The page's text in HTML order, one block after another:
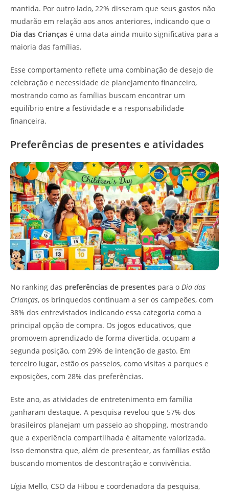
mantida. Por outro lado, 22% disseram que seus gastos não
mudarão em relação aos anos anteriores, indicando que o
Dia das Crianças é uma data ainda muito significativa para a
maioria das famílias.
Esse comportamento reflete uma combinação de desejo de
celebração e necessidade de planejamento financeiro,
mostrando como as famílias buscam encontrar um
equilíbrio entre a festividade e a responsabilidade
financeira.
Preferências de presentes e atividades
No ranking das preferências de presentes para o Dia das
Crianças, os brinquedos continuam a ser os campeões, com
38% dos entrevistados indicando essa categoria como a
principal opção de compra. Os jogos educativos, que
promovem aprendizado de forma divertida, ocupam a
segunda posição, com 29% de intenção de gasto. Em
terceiro lugar, estão os passeios, como visitas a parques e
exposições, com 28% das preferências.
Este ano, as atividades de entretenimento em família
ganharam destaque. A pesquisa revelou que 57% dos
brasileiros planejam um passeio ao shopping, mostrando
que a experiência compartilhada é altamente valorizada.
Isso demonstra que, além de presentear, as famílias estão
buscando momentos de descontração e convivência.
Lígia Mello, CSO da Hibou e coordenadora da pesquisa,